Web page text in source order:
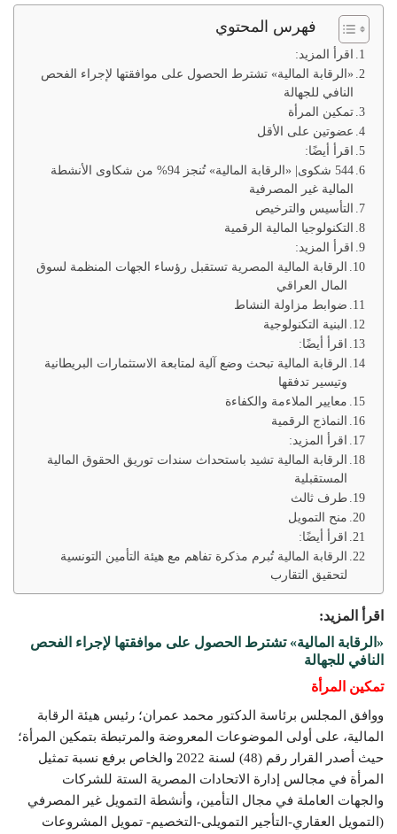
فهرس المحتوي
اقرأ المزيد:
«الرقابة المالية» تشترط الحصول على موافقتها لإجراء الفحص
النافي للجهالة
تمكين المرأة
عضوتين على الأقل
اقرأ أيضًا:
544 شكوى| «الرقابة المالية» تُنجز 94% من شكاوى الأنشطة
المالية غير المصرفية
التأسيس والترخيص
التكنولوجيا المالية الرقمية
اقرأ المزيد:
الرقابة المالية المصرية تستقبل رؤساء الجهات المنظمة لسوق
المال العراقي
ضوابط مزاولة النشاط
البنية التكنولوجية
اقرأ أيضًا:
الرقابة المالية تبحث وضع آلية لمتابعة الاستثمارات البريطانية
وتيسير تدفقها
معايير الملاءمة والكفاءة
النماذج الرقمية
اقرأ المزيد:
الرقابة المالية تشيد باستحداث سندات توريق الحقوق المالية
المستقبلية
طرف ثالث
منح التمويل
اقرأ أيضًا:
الرقابة المالية تُبرم مذكرة تفاهم مع هيئة التأمين التونسية
لتحقيق التقارب
اقرأ المزيد:
«الرقابة المالية» تشترط الحصول على موافقتها لإجراء الفحص
النافي للجهالة
تمكين المرأة
ووافق المجلس برئاسة الدكتور محمد عمران؛ رئيس هيئة الرقابة
المالية، على أولى الموضوعات المعروضة والمرتبطة بتمكين المرأة؛
حيث أصدر القرار رقم (48) لسنة 2022 والخاص برفع نسبة تمثيل
المرأة في مجالس إدارة الاتحادات المصرية الستة للشركات
والجهات العاملة في مجال التأمين، وأنشطة التمويل غير المصرفي
(التمويل العقاري-التأجير التمويلى-التخصيم- تمويل المشروعات